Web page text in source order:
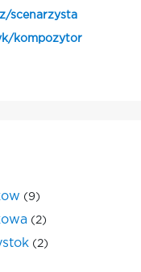
scenarzysta
kompozytor
(9)
(2)
(2)